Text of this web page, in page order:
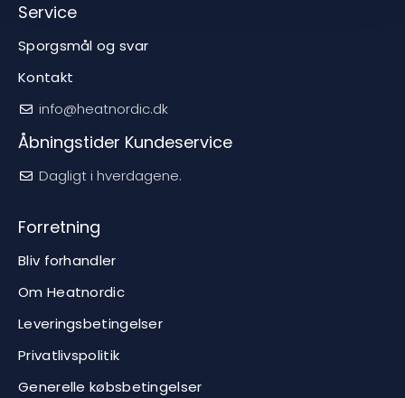
Service
Sporgsmål og svar
Kontakt
info@heatnordic.dk
Åbningstider Kundeservice
Dagligt i hverdagene.
Forretning
Bliv forhandler
Om Heatnordic
Leveringsbetingelser
Privatlivspolitik
Generelle købsbetingelser